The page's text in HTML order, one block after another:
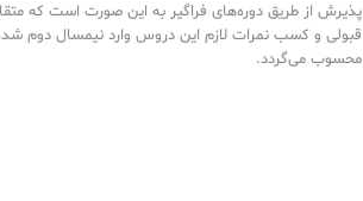
پذیرش از طریق دوره‌های فراگیر به این صورت است که
قبولی و کسب نمرات لازم این دروس وارد نیمسال دوم
محسوب می‌گردد.